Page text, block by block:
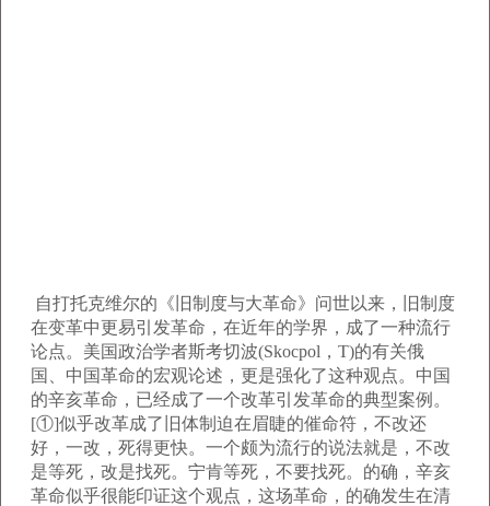
自打托克维尔的《旧制度与大革命》问世以来，旧制度
在变革中更易引发革命，在近年的学界，成了一种流行
论点。美国政治学者斯考切波(Skocpol，T)的有关俄
国、中国革命的宏观论述，更是强化了这种观点。中国
的辛亥革命，已经成了一个改革引发革命的典型案例。
[①]似乎改革成了旧体制迫在眉睫的催命符，不改还
好，一改，死得更快。一个颇为流行的说法就是，不改
是等死，改是找死。宁肯等死，不要找死。的确，辛亥
革命似乎很能印证这个观点，这场革命，的确发生在清